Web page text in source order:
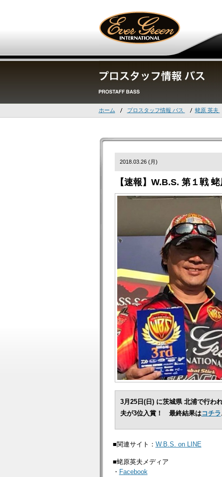
ホーム プロスタッフ情報 バス 蛯原 英夫
2018.03.26 (月)
【速報】W.B.S. 第１戦
3月25日(日) に茨城県 北浦で行わ
夫が3位入賞！ 最終結果はコチラ
■関連サイト： W.B.S. on LINE
■蛯原英夫メディア
・ Facebook